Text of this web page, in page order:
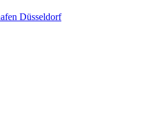
Düsseldorf